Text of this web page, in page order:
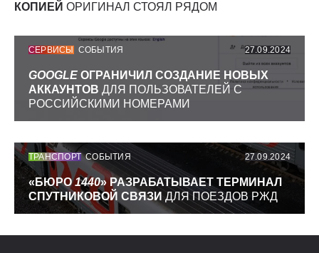
КОПИЕЙ ОРИГИНАЛ СТОЯЛ РЯДОМ
СЕРВИСЫ СОБЫТИЯ 27.09.2024
GOOGLE ОГРАНИЧИЛ СОЗДАНИЕ НОВЫХ
АККАУНТОВ ДЛЯ ПОЛЬЗОВАТЕЛЕЙ С
РОССИЙСКИМИ НОМЕРАМИ
ТРАНСПОРТ СОБЫТИЯ 27.09.2024
«БЮРО1440» РАЗРАБАТЫВАЕТ ТЕРМИНАЛ
СПУТНИКОВОЙ СВЯЗИ ДЛЯ ПОЕЗДОВ РЖД